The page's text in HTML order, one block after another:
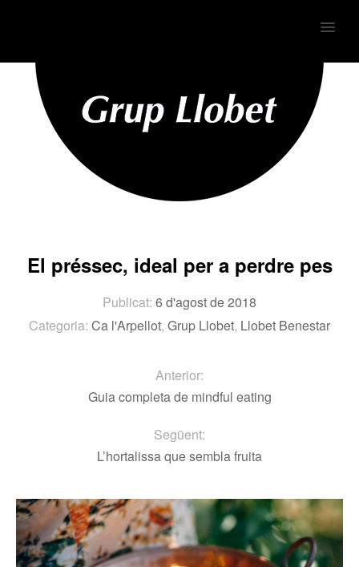
MENU
El préssec, ideal per a perdre pes
Publicat: 6 d'agost de 2018
Categoria: Ca l'Arpellot, Grup Llobet, Llobet Benestar
Anterior:
Guia completa de mindful eating
Següent:
L’hortalissa que sembla fruita